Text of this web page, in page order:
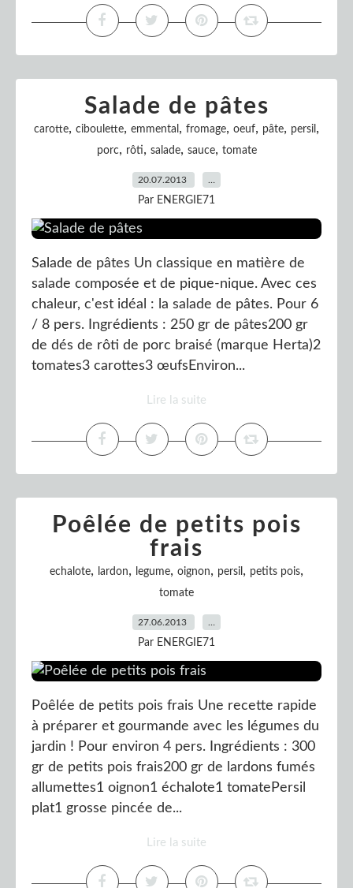
Salade de pâtes
carotte, ciboulette, emmental , fromage, oeuf, pâte, persil ,
porc, rôti, salade, sauce, tomate
20.07.2013
Par ENERGIE71
Salade de pâtes Un classique en matière de
salade composée et de pique-nique. Avec ces
chaleur, c'est idéal : la salade de pâtes. Pour 6
/ 8 pers. Ingrédients : 250 gr de pâtes200 gr
de dés de rôti de porc braisé (marque Herta)2
tomates3 carottes3 œufsEnviron...
Lire la suite
Poêlée de petits pois
frais
echalote, lardon, legume, oignon, persil , petits pois,
tomate
27.06.2013
Par ENERGIE71
Poêlée de petits pois frais Une recette rapide
à préparer et gourmande avec les légumes du
jardin ! Pour environ 4 pers. Ingrédients : 300
gr de petits pois frais200 gr de lardons fumés
allumettes1 oignon1 échalote1 tomatePersil
plat1 grosse pincée de...
Lire la suite